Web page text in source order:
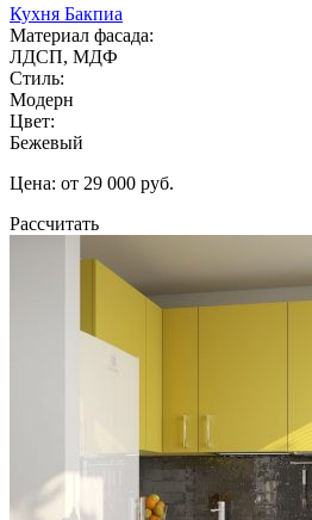
Кухня Бакпиа
Материал фасада:
ЛДСП, МДФ
Стиль:
Модерн
Цвет:
Бежевый
Цена: от 29 000 руб.
Рассчитать